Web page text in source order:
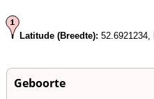
Latitude (Breedte): 52.6921234,
Geboorte